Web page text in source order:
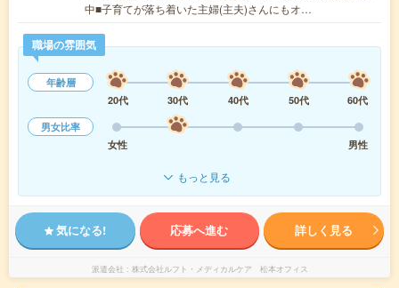
中■子育てが落ち着いた主婦(主夫)さんにもオ…
職場の雰囲気
年齢層
20代
30代 40代 50代
60代
男女比率
女性
男性
もっと見る
気になる! 応募へ進む 詳しく見る
派遣会社 株式会社ルフト・メディカルケア 松本オフィス